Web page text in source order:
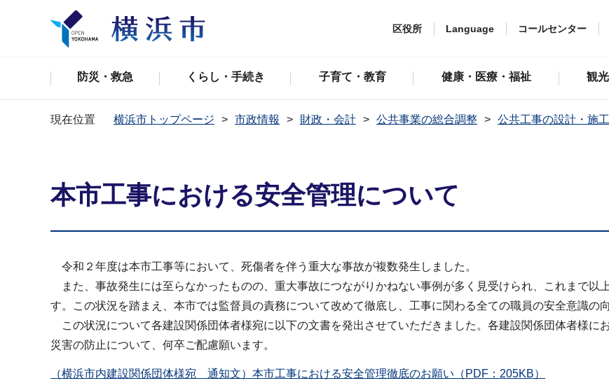
区役所 Language コールセンター
防災・救急 くらし・手続き 子育て・教育 健康・医療・福祉 観
現在位置 横浜市トップページ 市政情報 財政・会計 公共事業の総合調整 公共工事の設計・施
本市工事における安全管理について
令和２年度は本市工事等において、死傷者を伴う重大な事故が複数発生しました。
また、事故発生には至らなかったものの、重大事故につながりかねない事例が多く見受けられ、これまで以
す。この状況を踏まえ、本市では監督員の責務について改めて徹底し、工事に関わる全ての職員の安全意識の
この状況について各建設関係団体者様宛に以下の文書を発出させていただきました。各建設関係団体者様に
災害の防止について、何卒ご配慮願います。
（横浜市内建設関係団体様宛 通知文）本市工事における安全管理徹底のお願い（PDF：205KB）